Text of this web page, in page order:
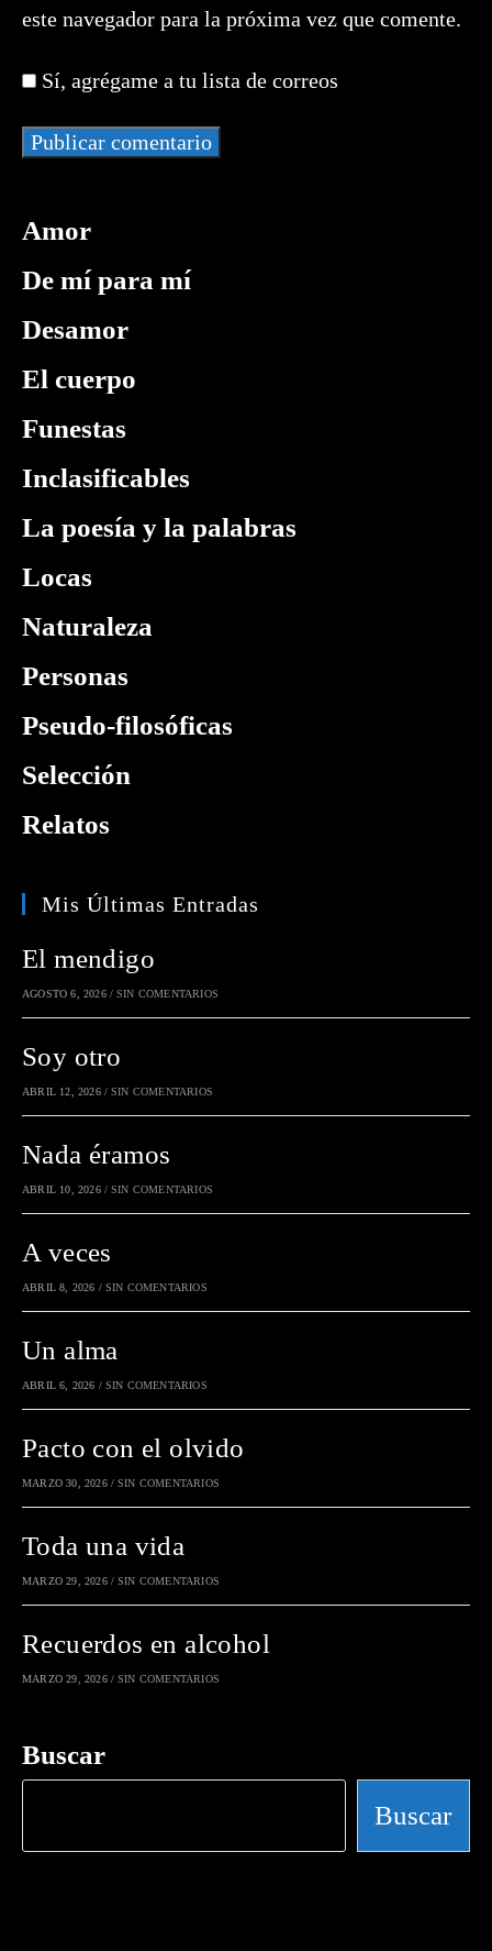
usuario
comentar
electrónico
comentar
de
web
(opcional)
este navegador para la próxima vez que comente.
Sí, agrégame a tu lista de correos
Amor
De mí para mí
Desamor
El cuerpo
Funestas
Inclasificables
La poesía y la palabras
Locas
Naturaleza
Personas
Pseudo-filosóficas
Selección
Relatos
Mis Últimas Entradas
El mendigo
AGOSTO 6, 2026 / SIN COMENTARIOS
Soy otro
ABRIL 12, 2026 / SIN COMENTARIOS
Nada éramos
ABRIL 10, 2026 / SIN COMENTARIOS
A veces
ABRIL 8, 2026 / SIN COMENTARIOS
Un alma
ABRIL 6, 2026 / SIN COMENTARIOS
Pacto con el olvido
MARZO 30, 2026 / SIN COMENTARIOS
Toda una vida
MARZO 29, 2026 / SIN COMENTARIOS
Recuerdos en alcohol
MARZO 29, 2026 / SIN COMENTARIOS
Buscar
Buscar